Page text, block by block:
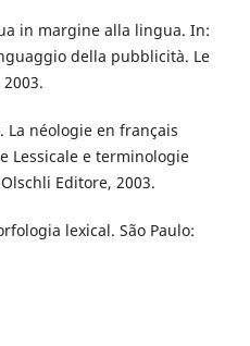
in margine alla lingua. In:
della pubblicità. Le
La néologie en français
Lessicale e terminologie
Editore, 2003.
lexical. São Paulo: